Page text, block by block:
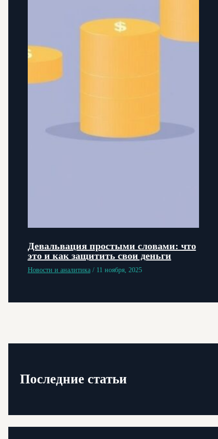
Последние статьи
Девальвация простыми словами: что
это и как защитить свои деньги
Новости и аналитика/ 11 ноября, 2025